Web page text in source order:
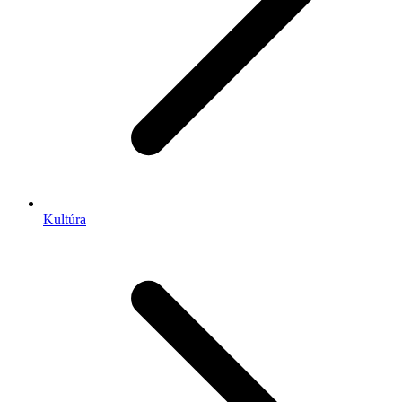
Kultúra